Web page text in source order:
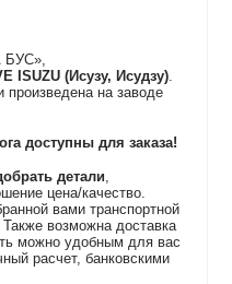
БУС»,
ISUZU (Исузу, Исудзу).
произведена на заводе
доступны для заказа!
детали,
цена/качество.
вами транспортной
Также возможна доставка
можно удобным для вас
расчет, банковскими